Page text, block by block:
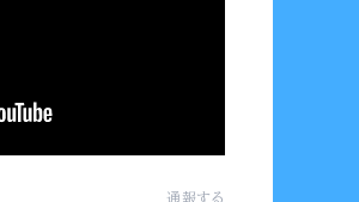
通報する